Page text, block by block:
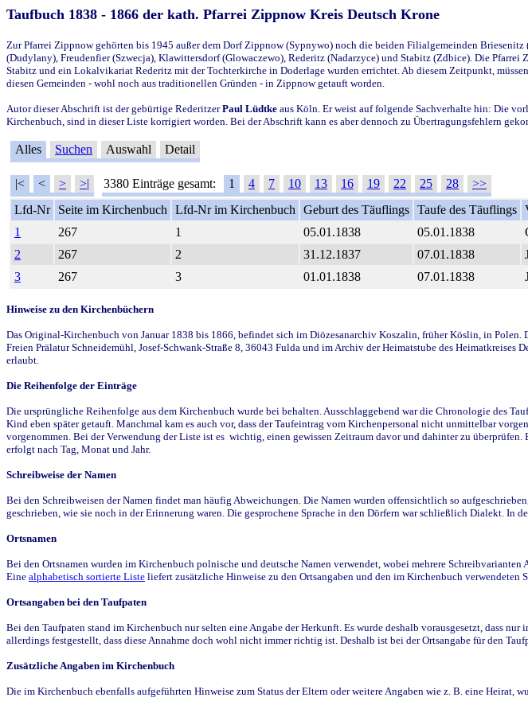
Taufbuch 1838 - 1866 der kath. Pfarrei Zippnow Kreis Deutsch Krone
Zur Pfarrei Zippnow gehörten bis 1945 außer dem Dorf Zippnow (Sypnywo) noch die beiden Filialgemeinden
(Dudylany), Freudenfier (Szwecja), Klawittersdorf (Glowaczewo), Rederitz (Nadarzyce) und Stabitz (Zdbice). Die
Stabitz und ein Lokalvikariat Rederitz mit der Tochterkirche in Doderlage wurden errichtet. Ab diesem Zeitpunkt,
diesen Gemeinden - wohl noch aus traditionellen Gründen - in Zippnow getauft worden.
Autor dieser Abschrift ist der gebürtige RederitzerPaul Lüdtke aus Köln. Er weist auf folgende Sachverhalte hin: Die
Kirchenbuch, sind in dieser Liste korrigiert worden. Bei der Abschrift kann es aber dennoch zu Übertragungsfehlern
Alles Suchen Auswahl Detail
|< < > >| 3380 Einträge gesamt: 1 4 7 10 13 16 19 22 25 28
>>
Lfd-Nr
Seite im Kirchenbuch Lfd-Nr im Kirchenbuch Geburt des Täuflings Taufe des Täuflings
1
267 1 05.01.1838 05.01.1838
2
267 2 31.12.1837 07.01.1838
3
267 3 01.01.1838 07.01.1838
Hinweise zu den Kirchenbüchern
Das Original-Kirchenbuch von Januar 1838 bis 1866, befindet sich im Diözesanarchiv Koszalin, früher Köslin, in
Freien Prälatur Schneidemühl, Josef-Schwank-Straße 8, 36043 Fulda und im Archiv der Heimatstube des
erlaubt.
Die Reihenfolge der Einträge
Die ursprüngliche Reihenfolge aus dem Kirchenbuch wurde bei behalten. Ausschlaggebend war die Chronologie des
Kind eben später getauft. Manchmal kam es auch vor, dass der Taufeintrag vom Kirchenpersonal nicht unmittelbar
vorgenommen. Bei der Verwendung der Liste ist es wichtig, einen gewissen Zeitraum davor und dahinter zu
erfolgt nach Tag, Monat und Jahr.
Schreibweise der Namen
Bei den Schreibweisen der Namen findet man häufig Abweichungen. Die Namen wurden offensichtlich so
geschrieben, wie sie noch in der Erinnerung waren. Die gesprochene Sprache in den Dörfern war schließlich Dialekt. In
Ortsnamen
Bei den Ortsnamen wurden im Kirchenbuch polnische und deutsche Namen verwendet, wobei mehrere
Eine alphabetisch sortierte Liste liefert zusätzliche Hinweise zu den Ortsangaben und den im Kirchenbuch verwendeten
Ortsangaben bei den Taufpaten
Bei den Taufpaten stand im Kirchenbuch nur selten eine Angabe der Herkunft. Es wurde deshalb vorausgesetzt, dass
allerdings festgestellt, dass diese Annahme doch wohl nicht immer richtig ist. Deshalb ist bei der Ortsangabe für den
Zusätzliche Angaben im Kirchenbuch
Die im Kirchenbuch ebenfalls aufgeführten Hinweise zum Status der Eltern oder weitere Angaben wie z. B. eine Heirat,